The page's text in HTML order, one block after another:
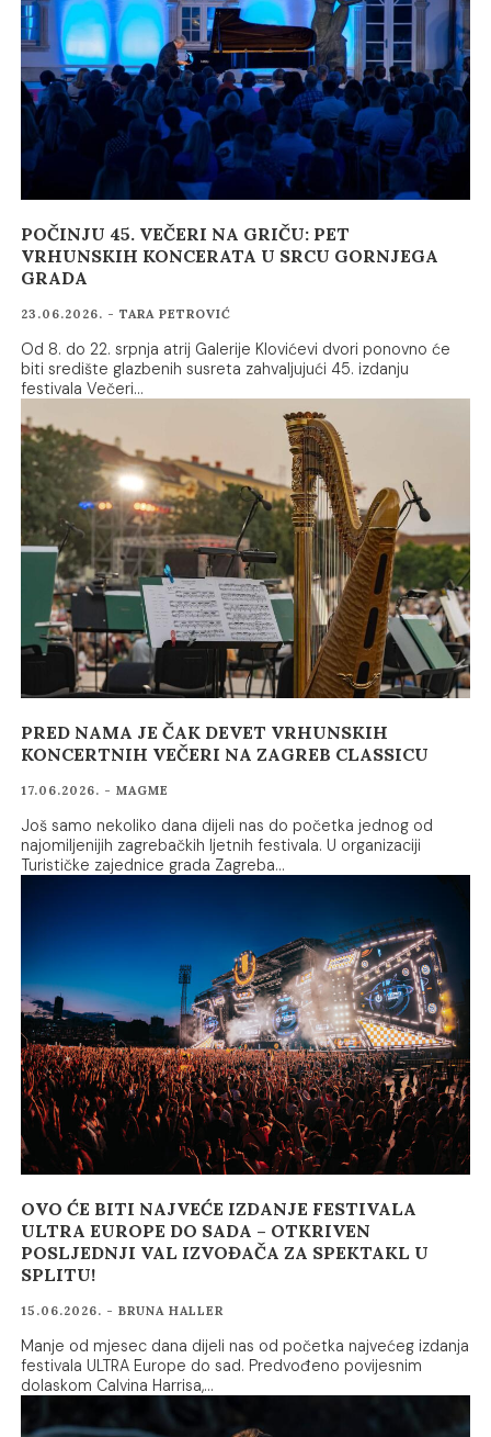
POČINJU 45. VEČERI NA GRIČU: PET
VRHUNSKIH KONCERATA U SRCU GORNJEGA
GRADA
23.06.2026. - TARA PETROVIĆ
Od 8. do 22. srpnja atrij Galerije Klovićevi dvori ponovno će
biti središte glazbenih susreta zahvaljujući 45. izdanju
festivala Večeri…
PRED NAMA JE ČAK DEVET VRHUNSKIH
KONCERTNIH VEČERI NA ZAGREB CLASSICU
17.06.2026. - MAGME
Još samo nekoliko dana dijeli nas do početka jednog od
najomiljenijih zagrebačkih ljetnih festivala. U organizaciji
Turističke zajednice grada Zagreba…
OVO ĆE BITI NAJVEĆE IZDANJE FESTIVALA
ULTRA EUROPE DO SADA – OTKRIVEN
POSLJEDNJI VAL IZVOĐAČA ZA SPEKTAKL U
SPLITU!
15.06.2026. - BRUNA HALLER
Manje od mjesec dana dijeli nas od početka najvećeg izdanja
festivala ULTRA Europe do sad. Predvođeno povijesnim
dolaskom Calvina Harrisa,…